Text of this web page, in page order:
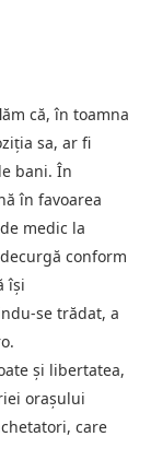
că, în toamna
sa, ar fi
bani. În
în favoarea
medic la
conform
își
se trădat, a
și libertatea,
orașului
care